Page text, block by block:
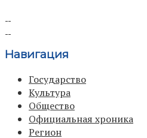
Навигация
Государство
Культура
Общество
Официальная хроника
Регион